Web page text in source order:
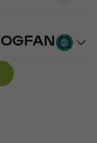
OGFAN